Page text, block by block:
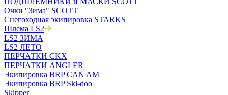
Очки "Зима" SCOTT
Снегоходная экипировка STARKS
Шлема LS2
LS2 ЗИМА
LS2 ЛЕТО
ПЕРЧАТКИ CKX
ПЕРЧАТКИ ANGLER
Экипировка BRP CAN AM
Экипировка BRP Ski-doo
Skipper